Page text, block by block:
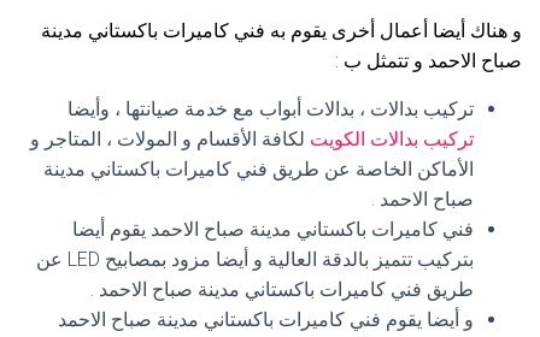
و هناك أيضا أعمال أخرى يقوم به فني كاميرات باكستاني مدينة
صباح الاحمد و تتمثل ب :
تركيب بدالات ، بدالات أبواب مع خدمة صيانتها ، وأيضا
تركيب بدالات الكويت لكافة الأقسام و المولات ، المتاجر و
الأماكن الخاصة عن طريق فني كاميرات باكستاني مدينة
صباح الاحمد .
فني كاميرات باكستاني مدينة صباح الاحمد يقوم أيضا
بتركيب تتميز بالدقة العالية و أيضا مزود بمصابيح LED عن
طريق فني كاميرات باكستاني مدينة صباح الاحمد .
و أيضا يقوم فني كاميرات باكستاني مدينة صباح الاحمد